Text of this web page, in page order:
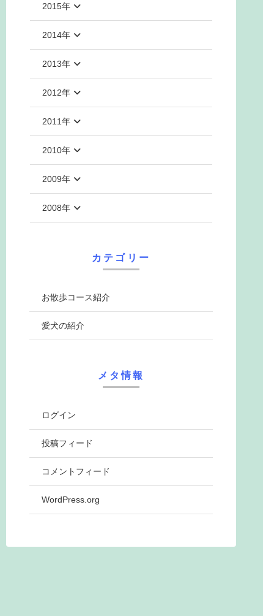
2015年
2014年
2013年
2012年
2011年
2010年
2009年
2008年
カテゴリー
お散歩コース紹介
愛犬の紹介
メタ情報
ログイン
投稿フィード
コメントフィード
WordPress.org